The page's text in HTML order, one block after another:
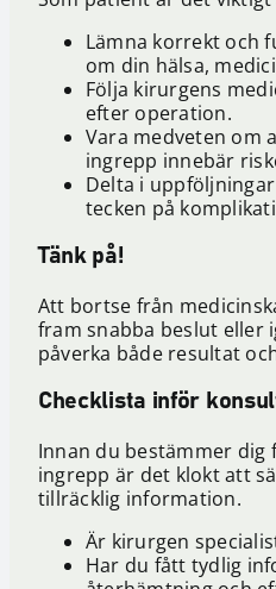
Lämna korrekt och
om din hälsa,
Följa kirurgens
efter operation.
Vara medveten om
ingrepp innebär
Delta i
tecken på
Tänk på!
Att bortse från
fram snabba beslut eller
påverka både resultat
Checklista inför
Innan du bestämmer
ingrepp är det klokt att
tillräcklig information.
Är kirurgen
Har du fått tydlig